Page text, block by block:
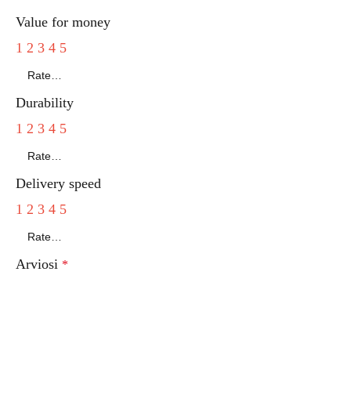
Value for money
1 2 3 4 5
Durability
1 2 3 4 5
Delivery speed
1 2 3 4 5
Arviosi *